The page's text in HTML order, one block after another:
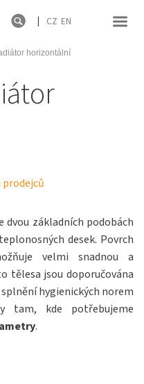
CZ EN
horizontální
prodejců
dvou základních podobách
desek. Povrch
velmi snadnou a
tělesa jsou doporučována
hygienických norem
tam, kde potřebujeme
.